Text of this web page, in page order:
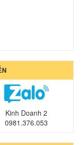
Kinh Doanh 2
0981.376.053